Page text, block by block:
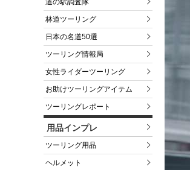
道の駅調査隊
林道ツーリング
日本の名道50選
ツーリング情報局
女性ライダーツーリング
お助けツーリングアイテム
ツーリングレポート
用品インプレ
ツーリング用品
ヘルメット